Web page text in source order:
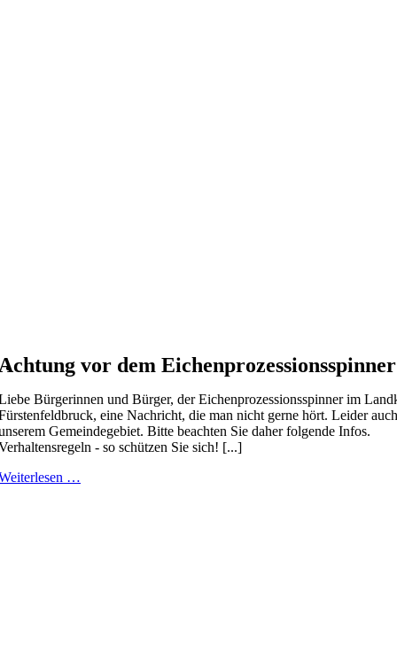
vor dem
Bürgerinnen und Bürger, der Eichenprozessionsspinner im
eine Nachricht, die man nicht gerne hört. Leider
Gemeindegebiet. Bitte beachten Sie daher folgende Infos.
- so schützen Sie sich! [...]
…